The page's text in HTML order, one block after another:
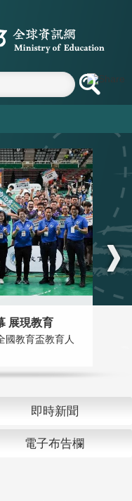
展現教育
國教育盃教育人
即時新聞
電子布告欄